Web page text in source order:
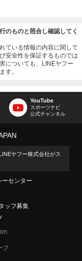
のものと照合し確認してく
ている情報の内容に関して
安全性を保証するものでは
についても、LINEヤフー
す。
YouTube
スポーツナビ
公式チャンネル
ヤフー株式会社がス
ーセンター
ッフ募集
ブ